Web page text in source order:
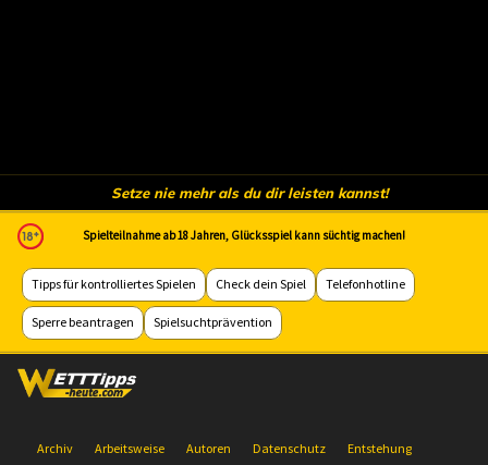
Setze nie mehr als du dir leisten kannst!
Spielteilnahme ab 18 Jahren, Glücksspiel kann süchtig machen!
Tipps für kontrolliertes Spielen Check dein Spiel Telefonhotline
Sperre beantragen Spielsuchtprävention
Archiv Arbeitsweise Autoren Datenschutz
Entstehung